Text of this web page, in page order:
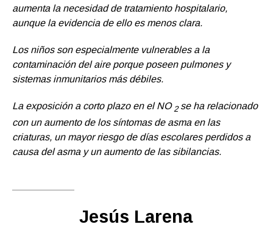
aumenta la necesidad de tratamiento hospitalario,
aunque la evidencia de ello es menos clara.
Los niños son especialmente vulnerables a la
contaminación del aire porque poseen pulmones y
sistemas inmunitarios más débiles.
La exposición a corto plazo en el NO 2se ha relacionado
con un aumento de los síntomas de asma en las
criaturas, un mayor riesgo de días escolares perdidos a
causa del asma y un aumento de las sibilancias.
Jesús Larena